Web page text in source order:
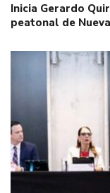
Inicia Gerardo
peatonal de